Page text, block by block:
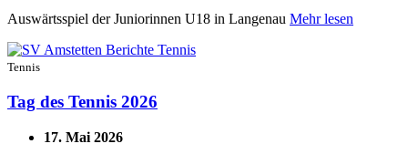
Auswärtsspiel der Juniorinnen U18 in Langenau Mehr lesen
Tennis
Tag des Tennis 2026
17. Mai 2026